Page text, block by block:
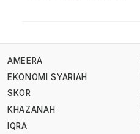
AMEERA
EKONOMI SYARIAH
SKOR
KHAZANAH
IQRA